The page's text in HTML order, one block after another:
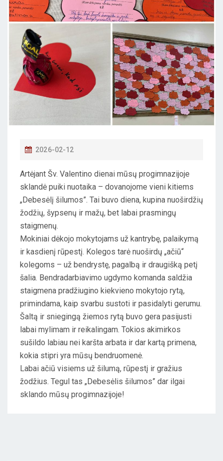
P
S
T
E
2026-02-12
Artėjant Šv. Valentino dienai mūsų progimnazijoje
sklandė puiki nuotaika – dovanojome vieni kitiems
„Debesėlį šilumos”. Tai buvo diena, kupina nuoširdžių
žodžių, šypsenų ir mažų, bet labai prasmingų
staigmenų.
Mokiniai dėkojo mokytojams už kantrybę, palaikymą
ir kasdienį rūpestį. Kolegos tarė nuoširdų „ačiū“
kolegoms – už bendrystę, pagalbą ir draugišką petį
šalia. Bendradarbiavimo ugdymo komanda saldžia
staigmena pradžiugino kiekvieno mokytojo rytą,
primindama, kaip svarbu sustoti ir pasidalyti gerumu.
Šaltą ir sniegingą žiemos rytą buvo gera pasijusti
labai mylimam ir reikalingam. Tokios akimirkos
sušildo labiau nei karšta arbata ir dar kartą primena,
kokia stipri yra mūsų bendruomenė.
Labai ačiū visiems už šilumą, rūpestį ir gražius
žodžius. Tegul tas „Debesėlis šilumos” dar ilgai
sklando mūsų progimnazijoje!